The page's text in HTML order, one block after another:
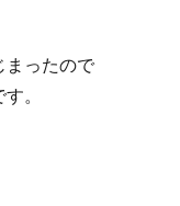
まったので
。